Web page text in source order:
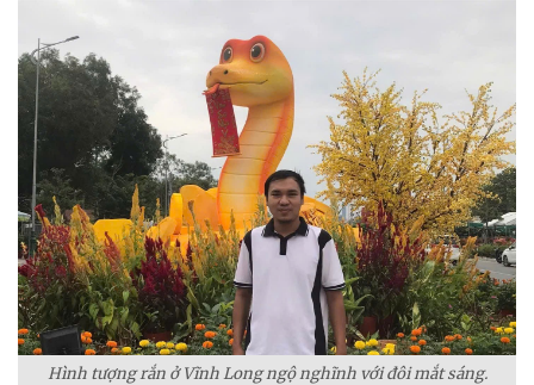
Hình tượng rắn ở Vĩnh Long ngộ nghĩnh với đôi mắt sáng.